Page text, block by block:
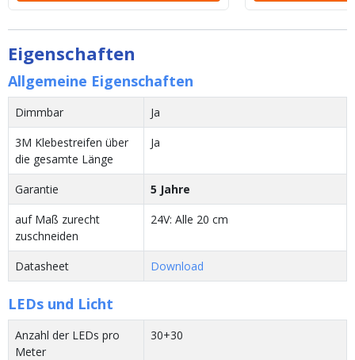
Eigenschaften
Allgemeine Eigenschaften
Dimmbar
Ja
3M Klebestreifen über
die gesamte Länge
Ja
Garantie
5 Jahre
auf Maß zurecht
zuschneiden
24V: Alle 20 cm
Datasheet Download
LEDs und Licht
Anzahl der LEDs pro
Meter
30+30